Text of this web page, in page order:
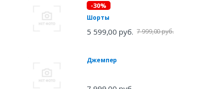
-30%
Шорты
5 599,00 руб. 7 999,00 руб.
Джемпер